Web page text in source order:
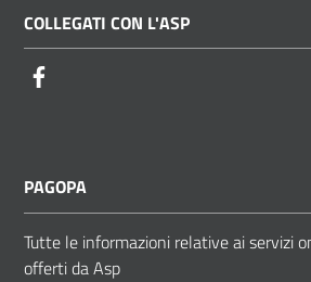
COLLEGATI CON L'ASP
PAGOPA
Tutte le informazioni relative ai servizi
offerti da Asp